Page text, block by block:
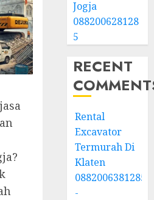
Jogja
088200628128
5
RECENT
Rental
Excavator
Termurah Di
Klaten
0882006381285
-